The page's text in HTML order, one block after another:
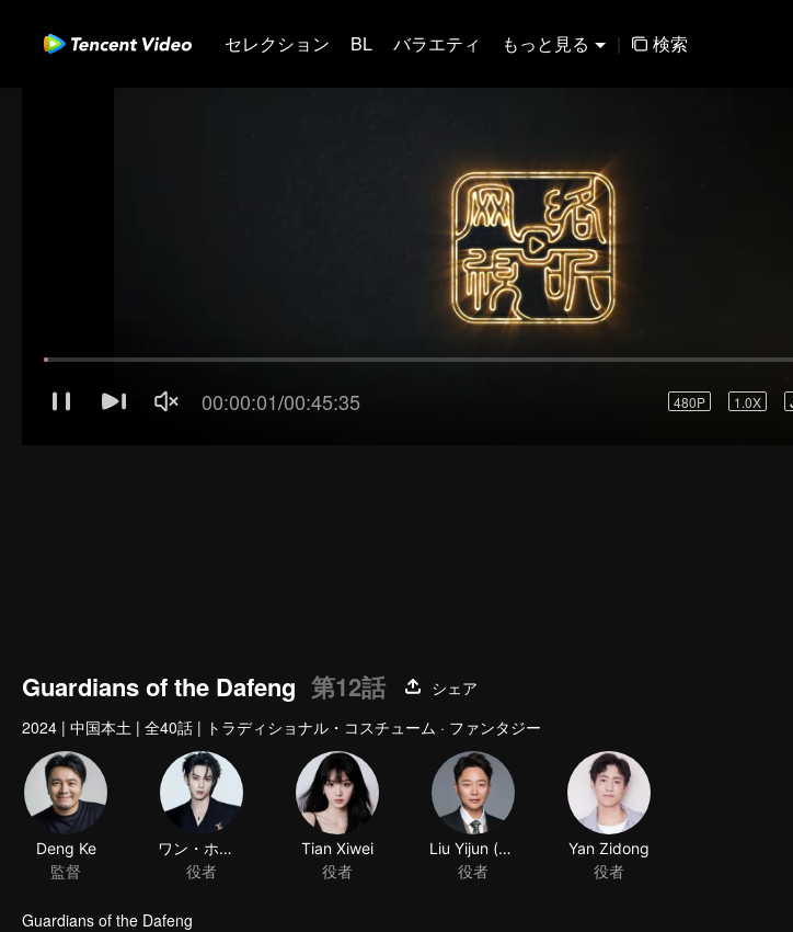
セレクション BL バラエティ もっと見る | 検索
Guardians of the Dafeng 第12話
シェア
2024 | 中国本土 | 全40話 | トラディショナル・コスチューム · ファンタジー
Deng Ke
監督
ワン・ホーディー
役者
Tian Xiwei
役者
Liu Yijun (actor)
役者
Yan Zidong
役者
Guardians of the Dafeng